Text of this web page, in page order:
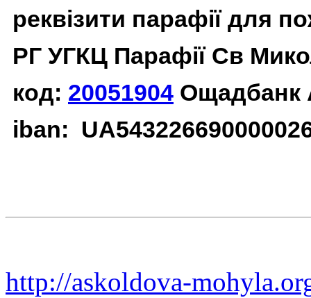
реквізити парафії для
РГ УГКЦ Парафії Св
код: 20051904 Ощадбанк
iban:
http://askoldova-